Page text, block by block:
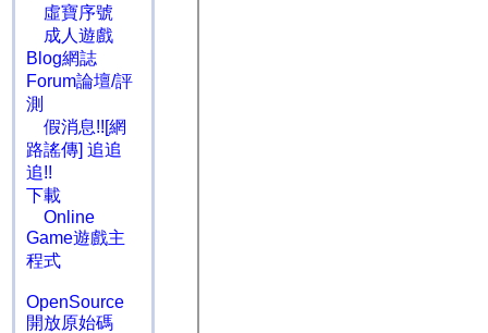
虛寶序號
成人遊戲
Blog網誌
Forum論壇/評
測
假消息!![網
路謠傳] 追追
追!!
下載
Online
Game遊戲主
程式
OpenSource
開放原始碼